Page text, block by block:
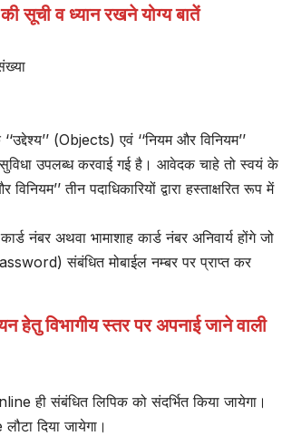
सूची व ध्यान रखने योग्य बातें
(Objects) एवं ‘‘नियम और विनियम’’
उपलब्ध करवाई गई है। आवेदक चाहे तो स्वयं के
तीन पदाधिकारियों द्वारा हस्ताक्षरित रूप में
अथवा भामाशाह कार्ड नंबर अनिवार्य होंगे जो
संबंधित मोबाईल नम्बर पर प्राप्त कर
विभागीय स्तर पर अपनाई जाने वाली
ही संबंधित लिपिक को संदर्भित किया जायेगा।
दिया जायेगा।